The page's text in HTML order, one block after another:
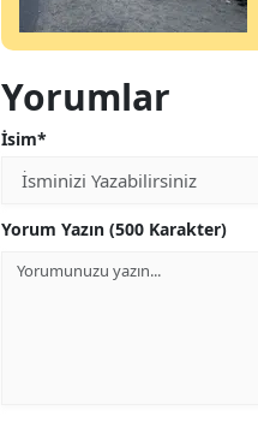
Yorumlar
İsim*
Yorum Yazın (500 Karakter)